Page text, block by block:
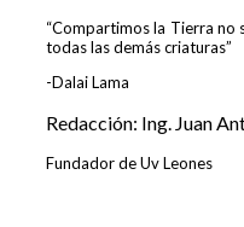
“Compartimos la Tierra no
todas las demás criaturas”
-Dalai Lama
Redacción: Ing. Juan
Fundador de Uv Leones